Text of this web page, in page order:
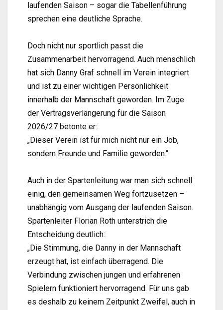
laufenden Saison – sogar die Tabellenführung
sprechen eine deutliche Sprache.
Doch nicht nur sportlich passt die
Zusammenarbeit hervorragend. Auch menschlich
hat sich Danny Graf schnell im Verein integriert
und ist zu einer wichtigen Persönlichkeit
innerhalb der Mannschaft geworden. Im Zuge
der Vertragsverlängerung für die Saison
2026/27 betonte er:
„Dieser Verein ist für mich nicht nur ein Job,
sondern Freunde und Familie geworden.“
Auch in der Spartenleitung war man sich schnell
einig, den gemeinsamen Weg fortzusetzen –
unabhängig vom Ausgang der laufenden Saison.
Spartenleiter Florian Roth unterstrich die
Entscheidung deutlich:
„Die Stimmung, die Danny in der Mannschaft
erzeugt hat, ist einfach überragend. Die
Verbindung zwischen jungen und erfahrenen
Spielern funktioniert hervorragend. Für uns gab
es deshalb zu keinem Zeitpunkt Zweifel, auch in